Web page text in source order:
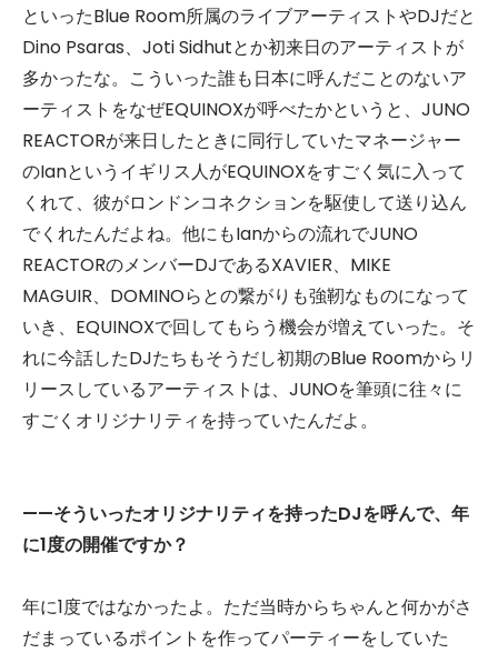
といったBlue Room所属のライブアーティストやDJだと
Dino Psaras、Joti Sidhutとか初来日のアーティストが
多かったな。こういった誰も日本に呼んだことのないア
ーティストをなぜEQUINOXが呼べたかというと、JUNO
REACTORが来日したときに同行していたマネージャー
のIanというイギリス人がEQUINOXをすごく気に入って
くれて、彼がロンドンコネクションを駆使して送り込ん
でくれたんだよね。他にもIanからの流れでJUNO
REACTORのメンバーDJであるXAVIER、MIKE
MAGUIR、DOMINOらとの繋がりも強靭なものになって
いき、EQUINOXで回してもらう機会が増えていった。そ
れに今話したDJたちもそうだし初期のBlue Roomからリ
リースしているアーティストは、JUNOを筆頭に往々に
すごくオリジナリティを持っていたんだよ。
——そういったオリジナリティを持ったDJを呼んで、年
に1度の開催ですか？
年に1度ではなかったよ。ただ当時からちゃんと何かがさ
だまっているポイントを作ってパーティーをしていた